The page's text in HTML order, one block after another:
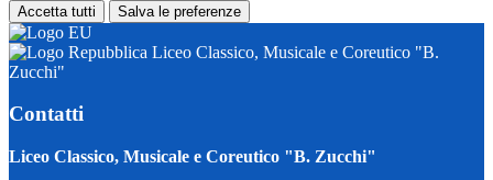
Accetta tutti Salva le preferenze
Liceo Classico, Musicale e Coreutico "B.
Zucchi"
Contatti
Liceo Classico, Musicale e Coreutico "B. Zucchi"